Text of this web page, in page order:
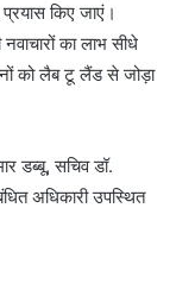
किए जाएं।
का लाभ सीधे
को लैब टू लैंड से जोड़ा
डब्बू, सचिव डॉ.
अधिकारी उपस्थित